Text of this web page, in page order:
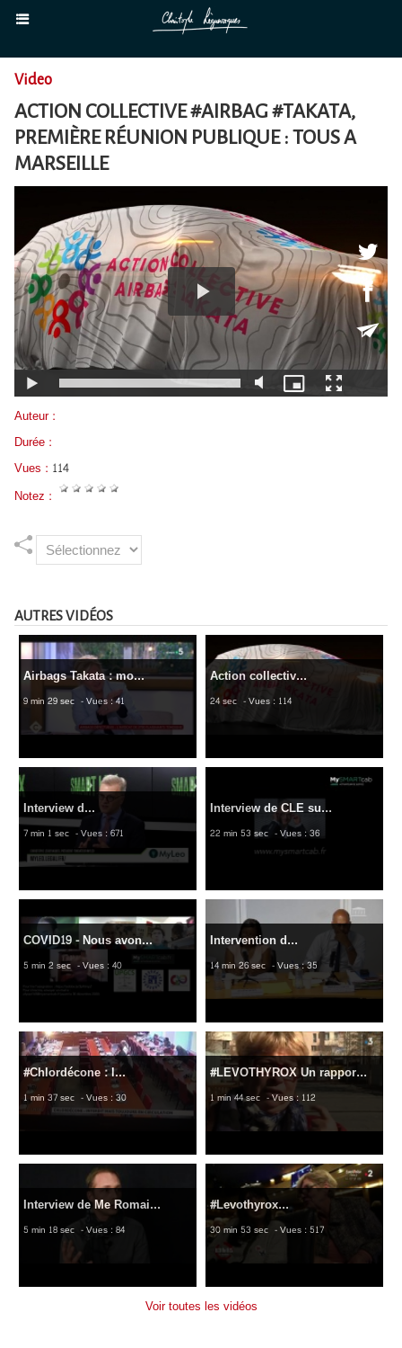
Video
ACTION COLLECTIVE #AIRBAG #TAKATA,
PREMIÈRE RÉUNION PUBLIQUE : TOUS A
MARSEILLE
Auteur :
Durée :
Vues : 114
Notez :
AUTRES VIDÉOS
Airbags Takata : mo...
9 min 29 sec - Vues : 41
Action collectiv...
24 sec - Vues : 114
Interview d...
7 min 1 sec - Vues : 671
Interview de CLE su...
22 min 53 sec - Vues : 36
COVID19 - Nous avon...
5 min 2 sec - Vues : 40
Intervention d...
14 min 26 sec - Vues : 35
#Chlordécone : l...
1 min 37 sec - Vues : 30
#LEVOTHYROX Un rappor...
1 min 44 sec - Vues : 112
Interview de Me Romai...
5 min 18 sec - Vues : 84
#Levothyrox...
30 min 53 sec - Vues : 517
Voir toutes les vidéos